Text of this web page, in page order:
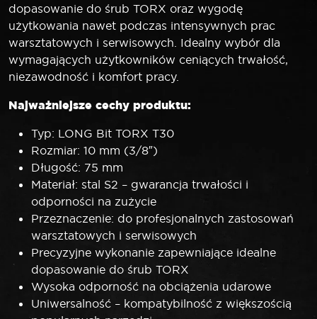
dopasowanie do śrub TORX oraz wygodę
użytkowania nawet podczas intensywnych prac
warsztatowych i serwisowych. Idealny wybór dla
wymagających użytkowników ceniących trwałość,
niezawodność i komfort pracy.
Najważniejsze cechy produktu:
Typ: LONG Bit TORX T30
Rozmiar: 10 mm (3/8″)
Długość: 75 mm
Materiał: stal S2 – gwarancja trwałości i
odporności na zużycie
Przeznaczenie: do profesjonalnych zastosowań
warsztatowych i serwisowych
Precyzyjne wykonanie zapewniające idealne
dopasowanie do śrub TORX
Wysoka odporność na obciążenia udarowe
Uniwersalność – kompatybilność z większością